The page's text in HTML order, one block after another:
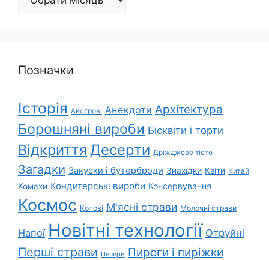
Позначки
Історія Айстрові Анекдоти Архітектура
Борошняні вироби Бісквіти і торти
Відкриття Десерти Дріжджове тісто
Загадки Закуски і бутерброди Знахідки Квіти Китай
Комахи Кондитерські вироби Консервування
Космос Котові М'ясні страви Молочні страви
Напої Новітні технології Отруйні
Перші страви Печери Пироги і пиріжки